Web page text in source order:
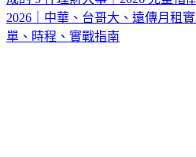
2026｜中華、台哥大、遠傳月租
單、時程、實戰指南